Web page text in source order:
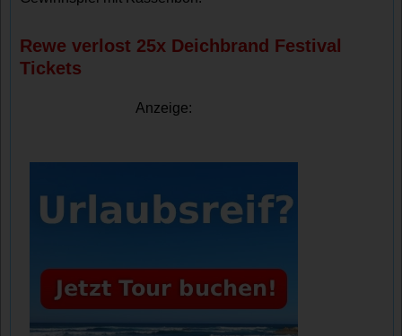
Rewe verlost 25x Deichbrand Festival
Tickets
Anzeige: